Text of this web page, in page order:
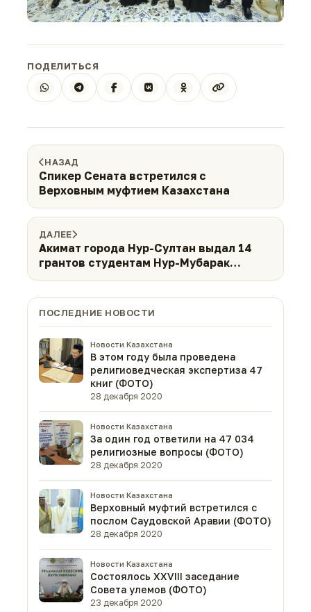
ПОДЕЛИТЬСЯ
НАЗАД
Спикер Сената встретился с
Верховным муфтием Казахстана
ДАЛЕЕ
Акимат города Нур-Султан выдал 14
грантов студентам Нур-Мубарак
(ФОТО)
ПОСЛЕДНИЕ НОВОСТИ
Новости Казахстана
В этом году была проведена
религиоведческая экспертиза 47
книг (ФОТО)
28 декабря 2020
Новости Казахстана
За один год ответили на 47 034
религиозные вопросы (ФОТО)
28 декабря 2020
Новости Казахстана
Верховный муфтий встретился с
послом Саудовской Аравии (ФОТО)
28 декабря 2020
Новости Казахстана
Состоялось XXVIII заседание
Совета улемов (ФОТО)
23 декабря 2020